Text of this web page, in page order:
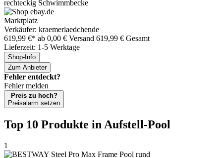
rechteckig Schwimmbecke
Marktplatz
Verkäufer: kraemerlaedchende
619,99 €* ab 0,00 € Versand 619,99 € Gesamt
Lieferzeit: 1-5 Werktage
Shop-Info
Zum Anbieter
Fehler entdeckt?
Fehler melden
Preis zu hoch?
Preisalarm setzen
Top 10 Produkte in Aufstell-Pool
1